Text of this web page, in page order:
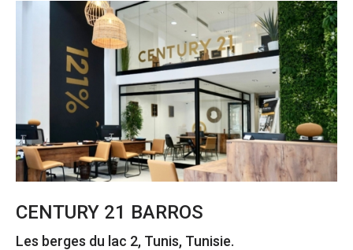
CENTURY 21 BARROS
Les berges du lac 2, Tunis, Tunisie.